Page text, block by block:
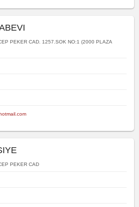
PEKER CAD. 1257.SOK NO:1 (2000 PLAZA
PEKER CAD